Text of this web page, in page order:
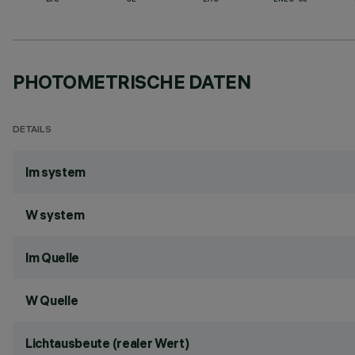
PHOTOMETRISCHE DATEN
DETAILS
lm system
W system
lm Quelle
W Quelle
Lichtausbeute (realer Wert)